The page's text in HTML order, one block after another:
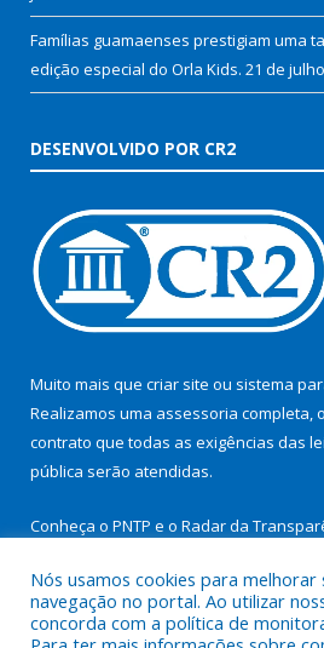
Famílias guamaenses prestigiam uma
edição especial do Orla Kids. 21 de
DESENVOLVIDO POR CR2
Muito mais que criar site ou sistema
Realizamos uma assessoria completa,
contrato que todas as exigências das
pública serão atendidas.
Conheça o PNTP e o Radar da
Nós usamos cookies para melhorar
navegação no portal. Ao utilizar
concorda com a política de